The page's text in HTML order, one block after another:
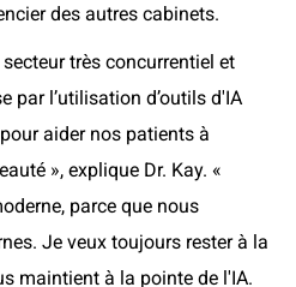
des autres cabinets.
très concurrentiel et
par l’utilisation d’outils d'IA
aider nos patients à
», explique Dr. Kay. «
parce que nous
Je veux toujours rester à la
maintient à la pointe de l'IA.